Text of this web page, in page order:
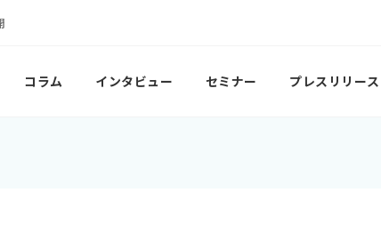
コラム インタビュー セミナー プレスリリース